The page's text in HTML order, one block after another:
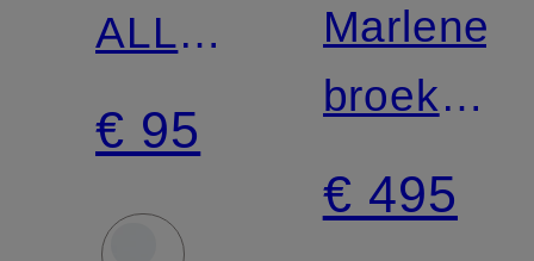
ALL
TIME
FAVORITES
€ 95
Marlene-
broek
GRAPHIC
TWIST
€ 495